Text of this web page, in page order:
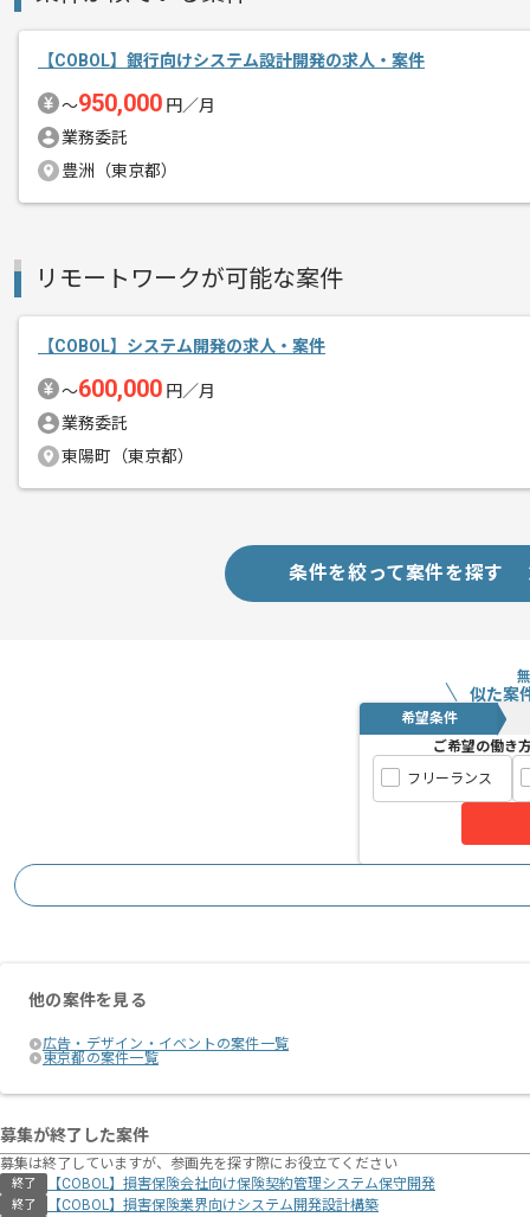
メント
基本的には一部リモート作業を見込んで
【COBOL】銀行向けシステム設計開発の求人・案件
〜950,000 円／月
業務委託
豊洲（東京都）
リモートワークが可能な案件
【COBOL】システム開発の求人・案件
〜600,000 円／月
業務委託
東陽町（東京都）
条件を絞って案件を探す
似た案
希望条件
ご希望の働き
フリーランス
他の案件を見る
広告・デザイン・イベントの案件一覧
東京都の案件一覧
募集が終了した案件
募集は終了していますが、参画先を探す際にお役立てください
終了 【COBOL】損害保険会社向け保険契約管理システム保守開発
終了 【COBOL】損害保険業界向けシステム開発設計構築